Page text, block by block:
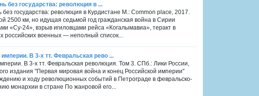
без государства: революция в ...
государства: революция в Курдистане М.: Common place, 2017.
км, но идущая седьмой год гражданская война в Сирии
«Су-24», взрыв игиловцами рейса «Когалымавиа», теракт в
военных — неполный список...
В 3-х тт. Февральская рево ...
В 3-х тт. Февральская революция. Том 3. СПб.: Лики России,
издания "Первая мировая война и конец Российской империи"
и ходу революционных событий в Петрограде в февральско-
монархии в стране По жанровой его...